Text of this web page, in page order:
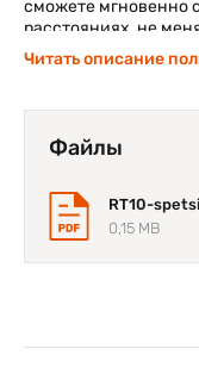
сможете мгновенно
расстояниях, не
Идеальный планшет
Благодаря
планшет RT10
Читать описание
Файлы
RT10-
0,15 MB